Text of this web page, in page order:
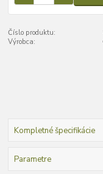
Číslo produktu:
Výrobca:
Kompletné špecifikácie
Parametre